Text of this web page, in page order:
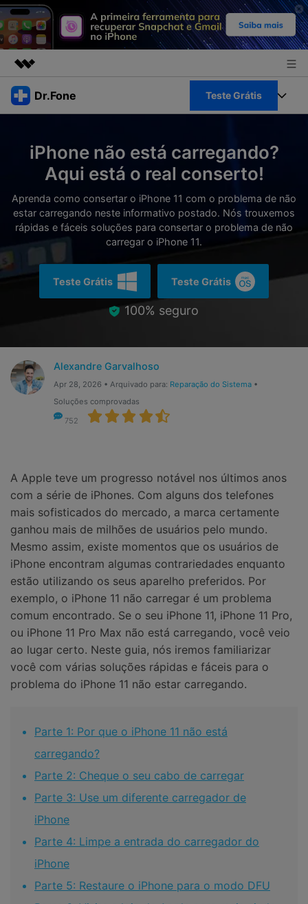
Produtos em destaque
Visão geral
Soluções
Sobre nós
Sala de imprensa
Loja
Dr.Fone Teste Grátis
Veja Toolkit Completo >
Productos
Para PC
Para Celular
Online
Ver Todos Os Aplicativos
Guia & Suporte
Ações rápidas
Recursos
Transferir Dados
Gerenciador de dados
Proteção do celular
Encontre Mais Soluções
Entrar
iPhone não está carregando?
Aqui está o real conserto!
Aprenda como consertar o iPhone 11 com o problema de não
estar carregando neste informativo postado. Nós trouxemos
rápidas e fáceis soluções para consertar o problema de não
carregar o iPhone 11.
Teste Grátis Teste Grátis
100% seguro
Alexandre Garvalhoso
Apr 28, 2026 • Arquivado para: Reparação do Sistema•
Soluções comprovadas
752
A Apple teve um progresso notável nos últimos anos
com a série de iPhones. Com alguns dos telefones
mais sofisticados do mercado, a marca certamente
ganhou mais de milhões de usuários pelo mundo.
Mesmo assim, existe momentos que os usuários de
iPhone encontram algumas contrariedades enquanto
estão utilizando os seus aparelho preferidos. Por
exemplo, o iPhone 11 não carregar é um problema
comum encontrado. Se o seu iPhone 11, iPhone 11 Pro,
ou iPhone 11 Pro Max não está carregando, você veio
ao lugar certo. Neste guia, nós iremos familiarizar
você com várias soluções rápidas e fáceis para o
problema do iPhone 11 não estar carregando.
Parte 1: Por que o iPhone 11 não está
carregando?
Parte 2: Cheque o seu cabo de carregar
Parte 3: Use um diferente carregador de
iPhone
Parte 4: Limpe a entrada do carregador do
iPhone
Parte 5: Restaure o iPhone para o modo DFU